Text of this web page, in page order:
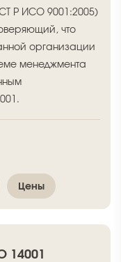
Р ИСО 9001:2005)
что
организации
менеджмента
Цены
14001